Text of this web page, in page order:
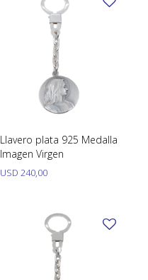
Llavero plata 925 Medalla
Imagen Virgen
USD 240,00